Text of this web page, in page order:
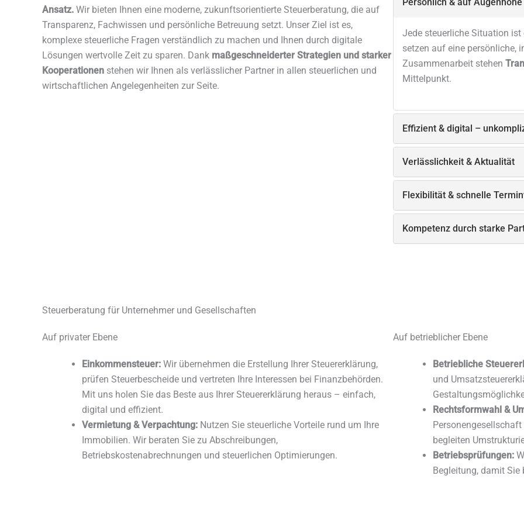
Ansatz. Wir bieten Ihnen eine moderne, zukunftsorientierte Steuerberatung, die auf
Transparenz, Fachwissen und persönliche Betreuung setzt. Unser Ziel ist es,
komplexe steuerliche Fragen verständlich zu machen und Ihnen durch digitale
Lösungen wertvolle Zeit zu sparen. Dank maßgeschneiderter Strategien und starker
Kooperationen stehen wir Ihnen als verlässlicher Partner in allen steuerlichen und
wirtschaftlichen Angelegenheiten zur Seite.
Jede steuerliche Situation
setzen auf eine persönliche,
Zusammenarbeit stehen
Mittelpunkt.
Effizient & digital –
Prozesse mitdigitalen
cloudbasierter Buchhaltung
Verlässlichkeit & Aktualität
Weiterbildung sind wir stets „
Beratung auf Basis aktueller
Flexibilität & schnelle
Beratungen oder flexible
Kompetenz durch starke
Steuerberatung für Unternehmer und Gesellschaften
Auf privater Ebene
Einkommensteuer: Wir übernehmen die Erstellung Ihrer Steuererklärung,
prüfen Steuerbescheide und vertreten Ihre Interessen bei Finanzbehörden.
Mit uns holen Sie das Beste aus Ihrer Steuererklärung heraus – einfach,
digital und effizient.
Vermietung & Verpachtung: Nutzen Sie steuerliche Vorteile rund um Ihre
Immobilien. Wir beraten Sie zu Abschreibungen,
Betriebskostenabrechnungen und steuerlichen Optimierungen.
Auf betrieblicher Ebene
Betriebliche
und
Rechtsformwahl &
begleiten
Betriebsprüfungen:
Begleitung, damit